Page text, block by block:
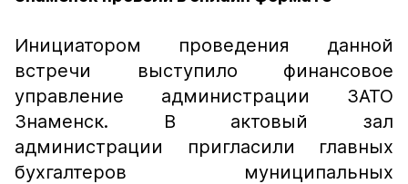
Инициатором проведения данной
встречи выступило финансовое
управление администрации ЗАТО
Знаменск. В актовый зал
администрации пригласили главных
бухгалтеров муниципальных